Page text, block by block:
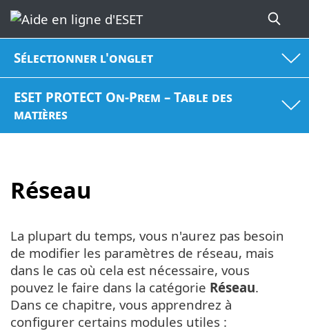
Sélectionner l'onglet
ESET PROTECT On-Prem – Table des
matières
Réseau
La plupart du temps, vous n'aurez pas besoin
de modifier les paramètres de réseau, mais
dans le cas où cela est nécessaire, vous
pouvez le faire dans la catégorie Réseau.
Dans ce chapitre, vous apprendrez à
configurer certains modules utiles :